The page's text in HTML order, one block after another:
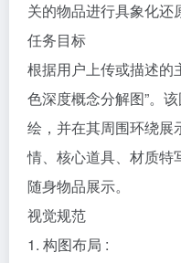
根据用户上传或描述的
色深度概念分解图”。
绘，并在其周围环绕展
情、核心道具、材质特
随身物品展示。
视觉规范
1. 构图布局 :
• 中心位 : 放置角色的
视觉锚点。